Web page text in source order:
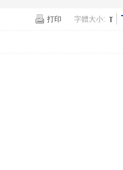
打印 字體大小: